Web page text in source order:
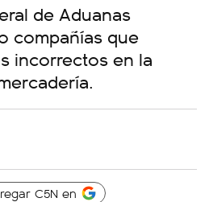
de Aduanas
compañías que
incorrectos en la
C5N en